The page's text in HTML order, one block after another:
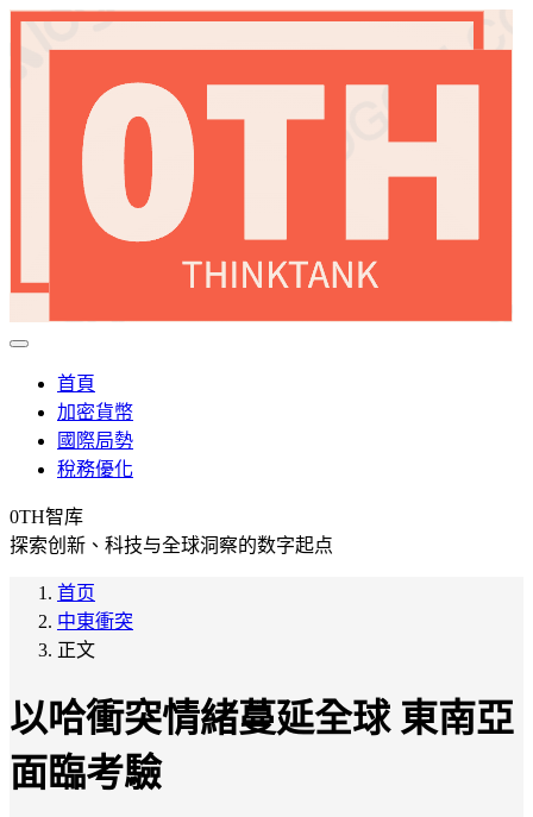
首頁
加密貨幣
國際局勢
稅務優化
0TH智库
探索创新、科技与全球洞察的数字起点
首页
中東衝突
正文
以哈衝突情緒蔓延全球 東南亞
面臨考驗